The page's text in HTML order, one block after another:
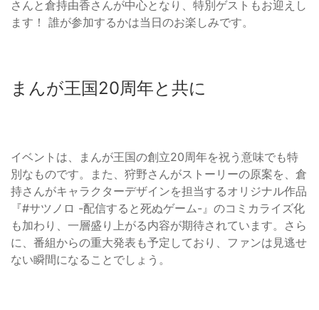
さんと倉持由香さんが中心となり、特別ゲストもお迎えし
ます！ 誰が参加するかは当日のお楽しみです。
まんが王国20周年と共に
イベントは、まんが王国の創立20周年を祝う意味でも特
別なものです。また、狩野さんがストーリーの原案を、倉
持さんがキャラクターデザインを担当するオリジナル作品
『#サツノロ -配信すると死ぬゲーム-』のコミカライズ化
も加わり、一層盛り上がる内容が期待されています。さら
に、番組からの重大発表も予定しており、ファンは見逃せ
ない瞬間になることでしょう。